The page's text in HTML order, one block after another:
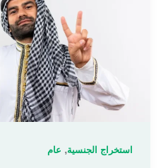
استخراج الجنسية عام